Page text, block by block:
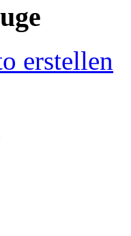
erstellen